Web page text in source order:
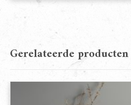
Gerelateerde producten